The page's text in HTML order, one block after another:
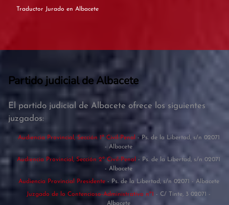
Traductor Jurado en Albacete
Partido judicial de Albacete
El partido judicial de Albacete ofrece los siguientes
juzgados:
Audiencia Provincial, Sección 1ª Civil-Penal - Ps. de la Libertad, s/n 02071
- Albacete
Audiencia Provincial, Sección 2ª Civil-Penal - Ps. de la Libertad, s/n 02071
- Albacete
Audiencia Provincial Presidente - Ps. de la Libertad, s/n 02071 - Albacete
Juzgado de lo Contencioso-Administrativo nº1 - C/ Tinte, 3 02071 -
Albacete